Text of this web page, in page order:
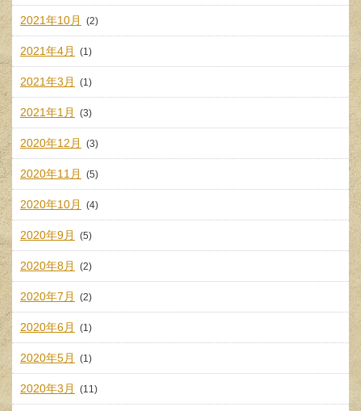
2021年10月 (2)
2021年4月 (1)
2021年3月 (1)
2021年1月 (3)
2020年12月 (3)
2020年11月 (5)
2020年10月 (4)
2020年9月 (5)
2020年8月 (2)
2020年7月 (2)
2020年6月 (1)
2020年5月 (1)
2020年3月 (11)